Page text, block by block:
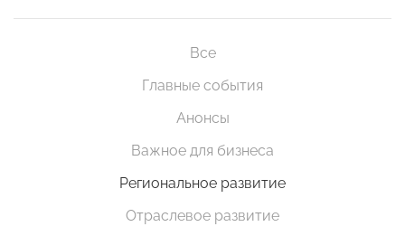
Все
Главные события
Анонсы
Важное для бизнеса
Региональное развитие
Отраслевое развитие